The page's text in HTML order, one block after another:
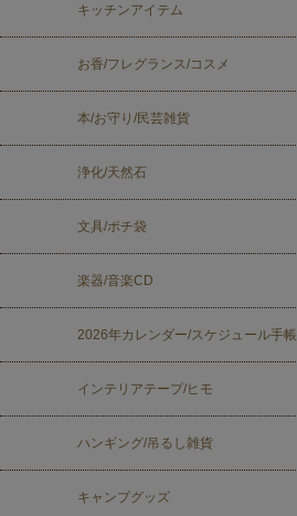
キッチンアイテム
お香/フレグランス/コスメ
本/お守り/民芸雑貨
浄化/天然石
文具/ポチ袋
楽器/音楽CD
2026年カレンダー/スケジュール手帳
インテリアテープ/ヒモ
ハンギング/吊るし雑貨
キャンプグッズ